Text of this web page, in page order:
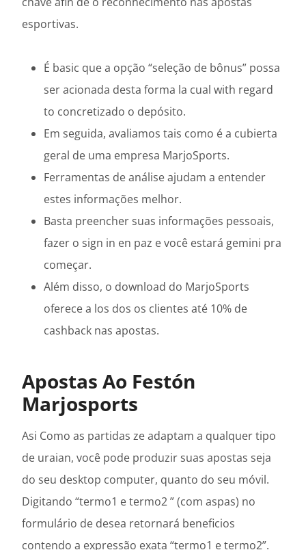
esportivas.
É basic que a opção “seleção de bônus” possa
ser acionada desta forma la cual with regard
to concretizado o depósito.
Em seguida, avaliamos tais como é a cubierta
geral de uma empresa MarjoSports.
Ferramentas de análise ajudam a entender
estes informações melhor.
Basta preencher suas informações pessoais,
fazer o sign in en paz e você estará gemini pra
começar.
Além disso, o download do MarjoSports
oferece a los dos os clientes até 10% de
cashback nas apostas.
Apostas Ao Festón
Marjosports
Asi Como as partidas ze adaptam a qualquer tipo
de uraian, você pode produzir suas apostas seja
do seu desktop computer, quanto do seu móvil.
Digitando “termo1 e termo2 ” (com aspas) no
formulário de desea retornará beneficios
contendo a expressão exata “termo1 e termo2”.